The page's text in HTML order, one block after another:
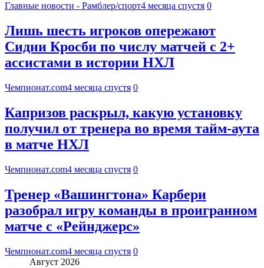
Главные новости - Рамблер/спорт4 месяца спустя 0
Лишь шесть игроков опережают
Сидни Кросби по числу матчей с 2+
ассистами в истории НХЛ
Чемпионат.com4 месяца спустя 0
Капризов раскрыл, какую установку
получил от тренера во время тайм-аута
в матче НХЛ
Чемпионат.com4 месяца спустя 0
Тренер «Вашингтона» Карбери
разобрал игру команды в проигранном
матче с «Рейнджерс»
Чемпионат.com4 месяца спустя 0
Август 2026